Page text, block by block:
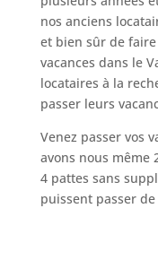
nos anciens
et bien sûr de
vacances dans le
locataires à la
passer leurs
Venez passer vos
avons nous même
4 pattes sans
puissent passer de